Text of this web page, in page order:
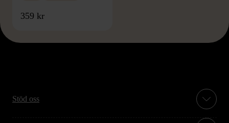
359 kr
Stöd oss